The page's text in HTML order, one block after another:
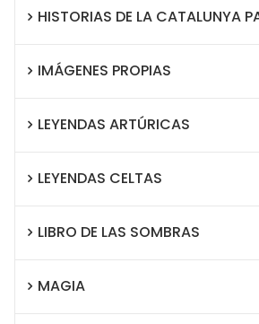
HISTORIAS DE LA CATALUNYA
IMÁGENES PROPIAS
LEYENDAS ARTÚRICAS
LEYENDAS CELTAS
LIBRO DE LAS SOMBRAS
MAGIA